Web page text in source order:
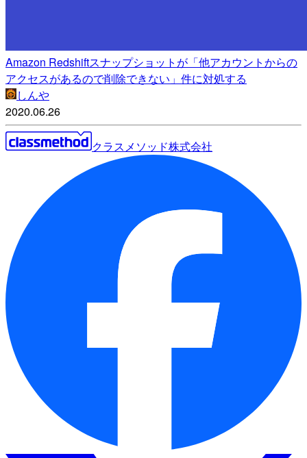
Amazon Redshiftスナップショットが「他アカウントからの
アクセスがあるので削除できない」件に対処する
しんや
2020.06.26
クラスメソッド株式会社